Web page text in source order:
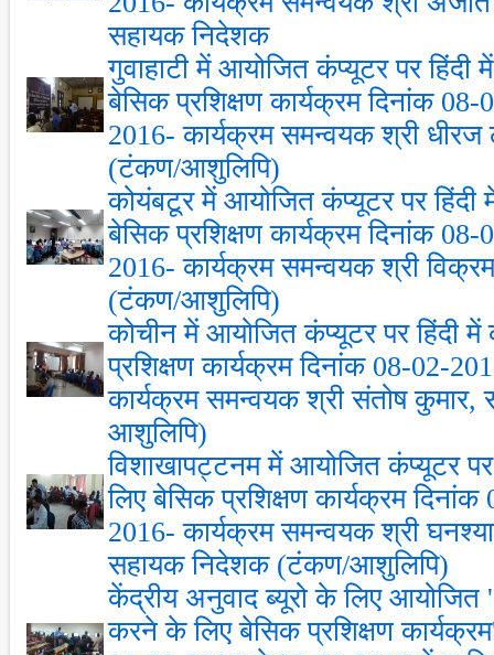
सहायक निदेशक
गुवाहाटी में आयोजित कंप्‍यूटर पर
बेसिक प्रशिक्षण कार्यक्रम दिनांक
2016- कार्यक्रम समन्‍वयक श्री
(टंकण/आशुलिपि)
कोयंबटूर में आयोजित कंप्‍यूटर पर
बेसिक प्रशिक्षण कार्यक्रम दिनांक
2016- कार्यक्रम समन्‍वयक श्री
(टंकण/आशुलिपि)
कोचीन में आयोजित कंप्‍यूटर पर हिंदी
प्रशिक्षण कार्यक्रम दिनांक 08-02-
कार्यक्रम समन्‍वयक श्री संतोष
आशुलिपि)
विशाखापट्टनम में आयोजित कंप्‍यूटर
लिए बेसिक प्रशिक्षण कार्यक्रम
2016- कार्यक्रम समन्‍वयक श्री
सहायक निदेशक (टंकण/आशुलिपि)
केंद्रीय अनुवाद ब्‍यूरो के लिए आयोजित
करने के लिए बेसिक प्रशिक्षण